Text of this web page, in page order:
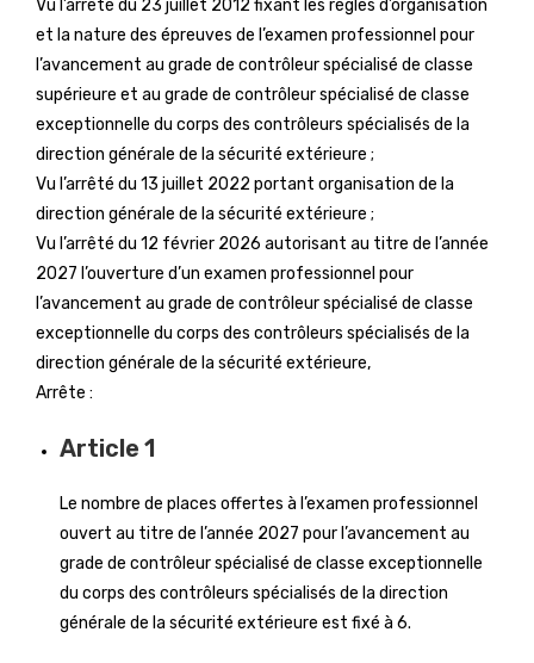
Vu l’arrêté du 23 juillet 2012 fixant les règles d’organisation
et la nature des épreuves de l’examen professionnel pour
l’avancement au grade de contrôleur spécialisé de classe
supérieure et au grade de contrôleur spécialisé de classe
exceptionnelle du corps des contrôleurs spécialisés de la
direction générale de la sécurité extérieure ;
Vu l’arrêté du 13 juillet 2022 portant organisation de la
direction générale de la sécurité extérieure ;
Vu l’arrêté du 12 février 2026 autorisant au titre de l’année
2027 l’ouverture d’un examen professionnel pour
l’avancement au grade de contrôleur spécialisé de classe
exceptionnelle du corps des contrôleurs spécialisés de la
direction générale de la sécurité extérieure,
Arrête :
Article 1
Le nombre de places offertes à l’examen professionnel
ouvert au titre de l’année 2027 pour l’avancement au
grade de contrôleur spécialisé de classe exceptionnelle
du corps des contrôleurs spécialisés de la direction
générale de la sécurité extérieure est fixé à 6.